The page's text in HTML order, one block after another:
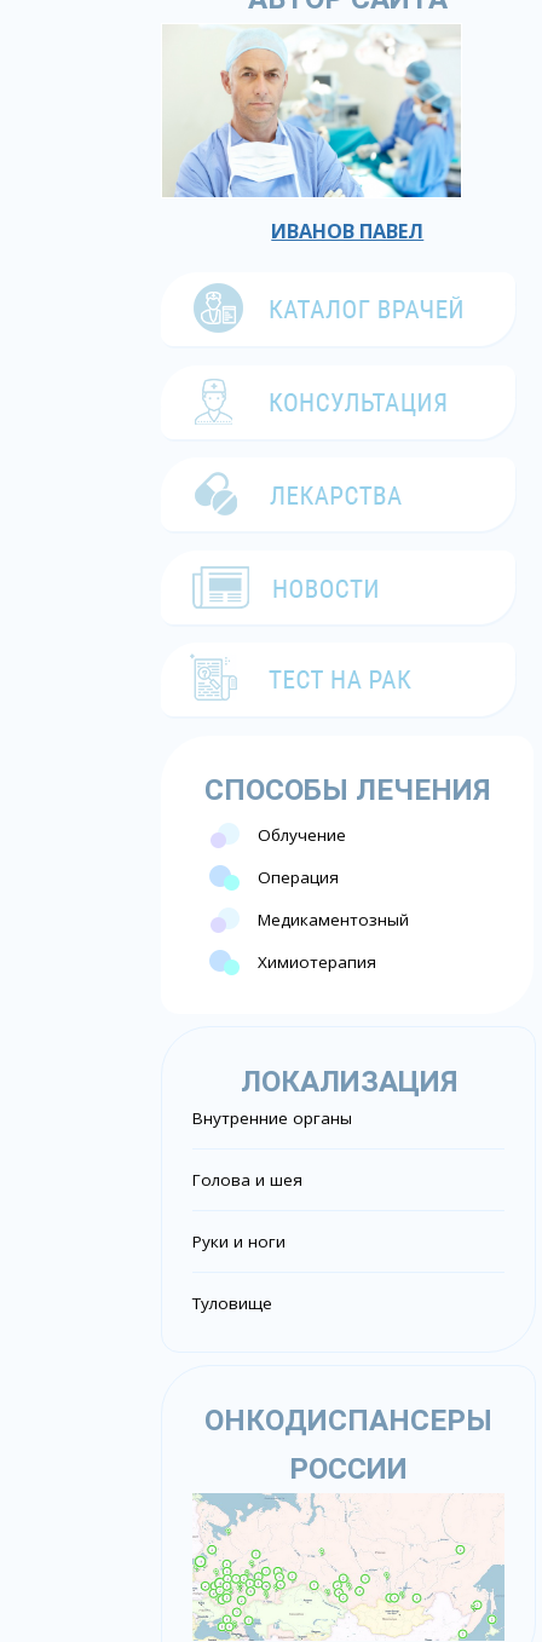
ИВАНОВ ПАВЕЛ
СПОСОБЫ ЛЕЧЕНИЯ
Облучение
Операция
Медикаментозный
Химиотерапия
ЛОКАЛИЗАЦИЯ
Внутренние органы
Голова и шея
Руки и ноги
Туловище
ОНКОДИСПАНСЕРЫ
РОССИИ